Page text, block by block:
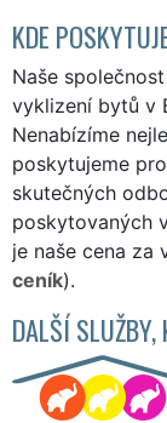
KDE
Naše
vyklizení bytů v
Nenabízíme
poskytujeme
skutečných
poskytovaných
je naše cena za
ceník).
DALŠÍ